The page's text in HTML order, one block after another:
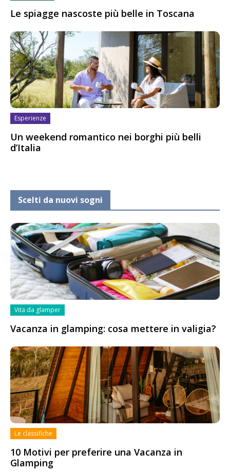
Le spiagge nascoste più belle in Toscana
Esperienze
Un weekend romantico nei borghi più belli
d’Italia
Scelti da nuovi sogni
Vita da glamper
Vacanza in glamping: cosa mettere in valigia?
Le classifiche
10 Motivi per preferire una Vacanza in
Glamping